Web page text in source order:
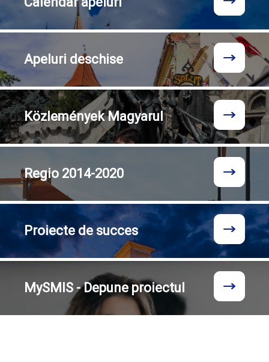
Apeluri deschise
KözleményekMagyarul
Regio 2014-2020
Proiecte de succes
MySMIS - Depune proiectul